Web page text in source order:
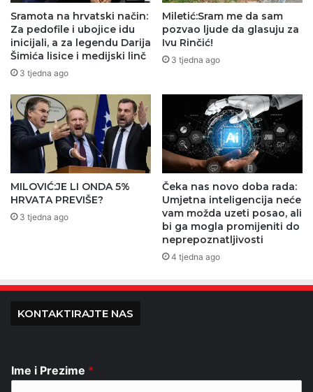
Sramota na hrvatski način:
Za pedofile i ubojice idu
inicijali, a za legendu Darija
Šimića lisice i medijski linč
3 tjedna ago
Miletić:Sram me da sam
pozvao ljude da glasuju za
Ivu Rinčić!
3 tjedna ago
MILOVIĆ:JE LI ONDA 5%
HRVATA PREVIŠE?
3 tjedna ago
Čeka nas novo doba rada:
Umjetna inteligencija neće
vam možda uzeti posao, ali
bi ga mogla promijeniti do
neprepoznatljivosti
4 tjedna ago
KONTAKTIRAJTE NAS
Ime i Prezime *